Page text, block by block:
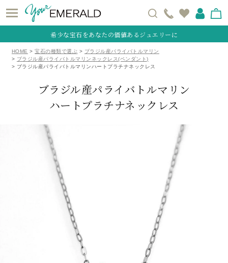
希少な宝石をあなたの価値あるジュエリーに
HOME 宝石の種類で選ぶ
ブラジル産パライバトルマリン
ブラジル産パライバトルマリンネックレス(ペンダント)
ブラジル産パライバトルマリンハートプラチナネックレス
ブラジル産パライバトルマリン
ハートプラチナネックレス